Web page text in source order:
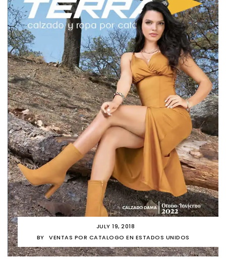
JULY 19, 2018
BY
VENTAS POR CATALOGO EN ESTADOS UNIDOS